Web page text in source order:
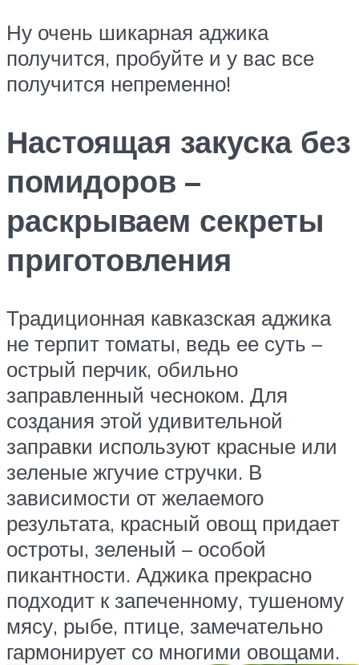
Ну очень шикарная аджика
получится, пробуйте и у вас все
получится непременно!
Настоящая закуска без
помидоров –
раскрываем секреты
приготовления
Традиционная кавказская аджика
не терпит томаты, ведь ее суть –
острый перчик, обильно
заправленный чесноком. Для
создания этой удивительной
заправки используют красные или
зеленые жгучие стручки. В
зависимости от желаемого
результата, красный овощ придает
остроты, зеленый – особой
пикантности. Аджика прекрасно
подходит к запеченному, тушеному
мясу, рыбе, птице, замечательно
гармонирует со многими овощами.